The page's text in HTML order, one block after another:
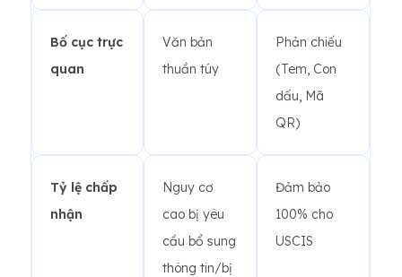
Bố cục trực
quan
Văn bản
thuần túy
Phản chiếu
(Tem, Con
dấu, Mã
QR)
Tỷ lệ chấp
nhận
Nguy cơ
cao bị yêu
cầu bổ sung
thông tin/bị
Đảm bảo
100% cho
USCIS